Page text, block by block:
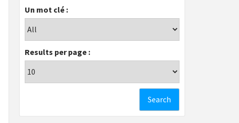
Un mot clé :
Results per page :